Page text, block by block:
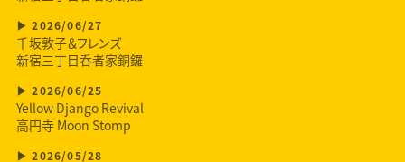
2026/06/27
千坂敦子＆フレンズ
新宿三丁目呑者家銅鑼
2026/06/25
Yellow Django Revival
高円寺 Moon Stomp
2026/05/28